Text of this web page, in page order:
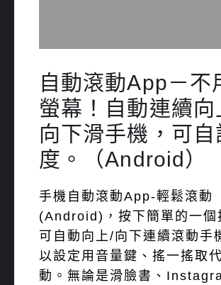
自動滾動App－不
螢幕！自動連續向
向下滑手機，可自
度。（Android）
手機自動滾動App-輕鬆滾動
(Android)，按下簡單的一個
可自動向上/向下連續滾動手
以設定用音量鍵、搖一搖取
動。無論是滑臉書、